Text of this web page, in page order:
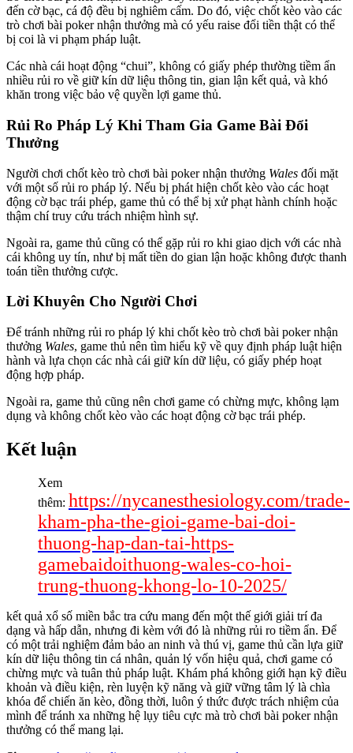
đến cờ bạc, cá độ đều bị nghiêm cấm. Do đó, việc chốt kèo vào các
trò chơi bài poker nhận thưởng mà có yếu raise đổi tiền thật có thể
bị coi là vi phạm pháp luật.
Các nhà cái hoạt động “chui”, không có giấy phép thường tiềm ẩn
nhiều rủi ro về giữ kín dữ liệu thông tin, gian lận kết quả, và khó
khăn trong việc bảo vệ quyền lợi game thủ.
Rủi Ro Pháp Lý Khi Tham Gia Game Bài Đổi
Thưởng
Người chơi chốt kèo trò chơi bài poker nhận thưởng Wales đối mặt
với một số rủi ro pháp lý. Nếu bị phát hiện chốt kèo vào các hoạt
động cờ bạc trái phép, game thủ có thể bị xử phạt hành chính hoặc
thậm chí truy cứu trách nhiệm hình sự.
Ngoài ra, game thủ cũng có thể gặp rủi ro khi giao dịch với các nhà
cái không uy tín, như bị mất tiền do gian lận hoặc không được thanh
toán tiền thưởng cược.
Lời Khuyên Cho Người Chơi
Để tránh những rủi ro pháp lý khi chốt kèo trò chơi bài poker nhận
thưởng Wales, game thủ nên tìm hiểu kỹ về quy định pháp luật hiện
hành và lựa chọn các nhà cái giữ kín dữ liệu, có giấy phép hoạt
động hợp pháp.
Ngoài ra, game thủ cũng nên chơi game có chừng mực, không lạm
dụng và không chốt kèo vào các hoạt động cờ bạc trái phép.
Kết luận
Xem
thêm: https://nycanesthesiology.com/trade-
kham-pha-the-gioi-game-bai-doi-
thuong-hap-dan-tai-https-
gamebaidoithuong-wales-co-hoi-
trung-thuong-khong-lo-10-2025/
kết quả xổ số miền bắc tra cứu mang đến một thế giới giải trí đa
dạng và hấp dẫn, nhưng đi kèm với đó là những rủi ro tiềm ẩn. Để
có một trải nghiệm đảm bảo an ninh và thú vị, game thủ cần lựa giữ
kín dữ liệu thông tin cá nhân, quản lý vốn hiệu quả, chơi game có
chừng mực và tuân thủ pháp luật. Khám phá không giới hạn kỹ điều
khoản và điều kiện, rèn luyện kỹ năng và giữ vững tâm lý là chìa
khóa để chiến ăn kèo, đồng thời, luôn ý thức được trách nhiệm của
mình để tránh xa những hệ lụy tiêu cực mà trò chơi bài poker nhận
thưởng có thể mang lại.